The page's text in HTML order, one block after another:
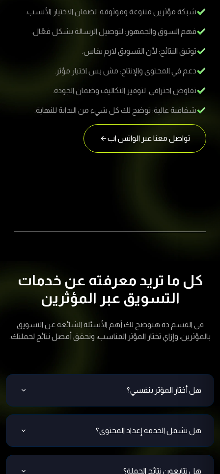
شبكة مؤثرين متنوعة وموثوقة: لضمان الاختيار الأنسب.
فهم السوق والجمهور: لتوصيل الرسالة بشكل فعّال.
توثيق النتائج: لأن التسويق لازم يقاس.
دعم في المحتوى والإنتاج: مش بس اختيار مؤثر.
تفاوض احترافي: لتوفير التكاليف وضمان الجودة.
شفافية عالية: توضح لك كل شيء من البداية للنهاية.
تواصل معنا عبر الواتس اب
كل ما تريد معرفته عن خدمات
التسويق عبر المؤثرين
في القسم ده هنوضح لك أهم الأسئلة الشائعة عن التسويق
بالمؤثرين، وإزاي تختار المؤثر المناسب، وتحقق أفضل نتائج لحملتك.
هل أختار المؤثر بنفسي؟
هل تشمل الخدمة إعداد المحتوى؟
هل تتابعون نتائج الحملة؟